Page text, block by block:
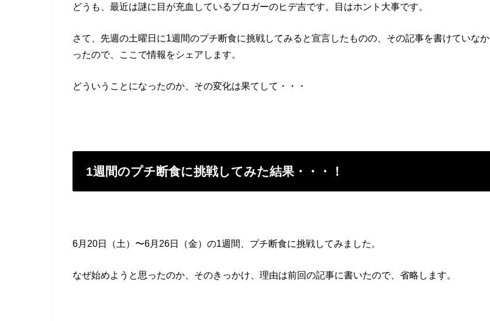
どうも、最近は謎に目が充血しているブロガーのヒデ吉です。目はホント大事です。
さて、先週の土曜日に1週間のプチ断食に挑戦してみると宣言したものの、その記事を書けていなか
ったので、ここで情報をシェアします。
どういうことになったのか、その変化は果てして・・・
1週間のプチ断食に挑戦してみた結果・・・！
6月20日（土）〜6月26日（金）の1週間、プチ断食に挑戦してみました。
なぜ始めようと思ったのか、そのきっかけ、理由は前回の記事に書いたので、省略します。